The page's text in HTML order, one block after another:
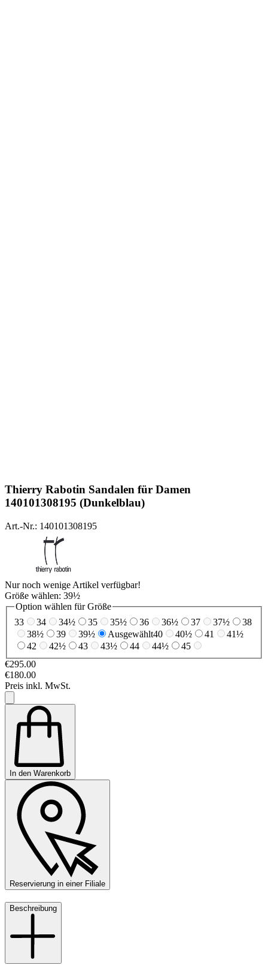
Thierry Rabotin Sandalen für Damen
140101308195 (Dunkelblau)
Art.-Nr.: 140101308195
Nur noch wenige Artikel verfügbar!
Größe wählen: 39½
Option wählen für Größe
33
34 34½ 35 35½ 36 36½ 37 37½
38
38½
39 39½ Ausgewählt40 40½ 41
41½
42
42½ 43 43½ 44 44½
45
€295.00
€180.00
Preis inkl. MwSt.
In den Warenkorb
Reservierung in einer Filiale
Beschreibung